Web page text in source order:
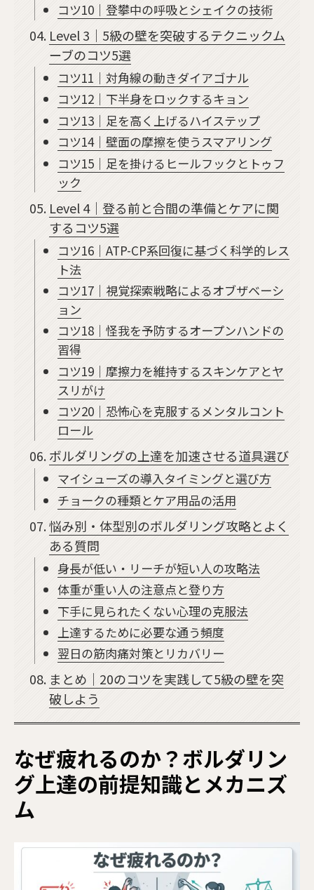
コツ10｜登攀中の呼吸とシェイクの技術
Level 3｜5級の壁を突破するテクニックム
ーブのコツ5選
コツ11｜対角線の動きダイアゴナル
コツ12｜下半身をロックするキョン
コツ13｜足を高く上げるハイステップ
コツ14｜壁面の摩擦を使うスマアリング
コツ15｜足を掛けるヒールフックとトゥフ
ック
Level 4｜登る前と合間の準備とケアに関
するコツ5選
コツ16｜ATP-CP系回復に基づく科学的レス
ト法
コツ17｜視覚探索戦略によるオブザベーシ
ョン
コツ18｜怪我を予防するオープンハンドの
習得
コツ19｜摩擦力を維持するスキンケアとヤ
スリがけ
コツ20｜恐怖心を克服するメンタルコント
ロール
ボルダリングの上達を加速させる道具選び
マイシューズの導入タイミングと選び方
チョークの種類とケア用品の活用
悩み別・体型別のボルダリング攻略とよく
ある質問
身長が低い・リーチが短い人の攻略法
体重が重い人の注意点と登り方
下手に見られたくない心理の克服法
上達するために必要な通う頻度
翌日の筋肉痛対策とリカバリー
まとめ｜20のコツを実践して5級の壁を突
破しよう
なぜ疲れるのか？ボルダリン
グ上達の前提知識とメカニズ
ム